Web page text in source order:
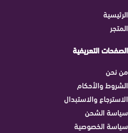
الرئيسية
المتجر
الصفحات التعريفية
من نحن
الشروط والأحكام
الاسترجاع والاستبدال
سياسة الشحن
سياسة الخصوصية